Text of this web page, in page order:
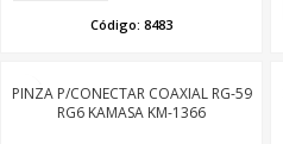
Código: 8483
PINZA P/CONECTAR COAXIAL RG-59
RG6 KAMASA KM-1366